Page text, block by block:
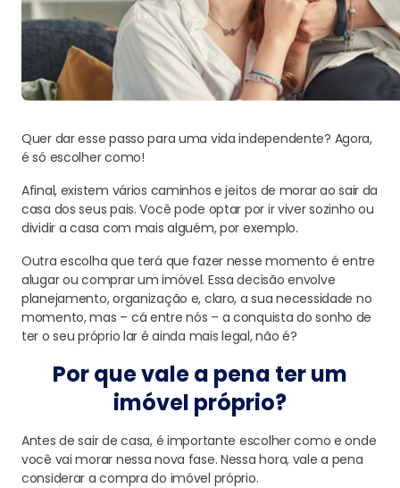
Quer dar esse passo para uma vida independente? Agora,
é só escolher como!
Afinal, existem vários caminhos e jeitos de morar ao sair da
casa dos seus pais. Você pode optar por ir viver sozinho ou
dividir a casa com mais alguém, por exemplo.
Outra escolha que terá que fazer nesse momento é entre
alugar ou comprar um imóvel. Essa decisão envolve
planejamento, organização e, claro, a sua necessidade no
momento, mas – cá entre nós – a conquista do sonho de
ter o seu próprio lar é ainda mais legal, não é?
Por que vale a pena ter um
imóvel próprio?
Antes de sair de casa, é importante escolher como e onde
você vai morar nessa nova fase. Nessa hora, vale a pena
considerar a compra do imóvel próprio.